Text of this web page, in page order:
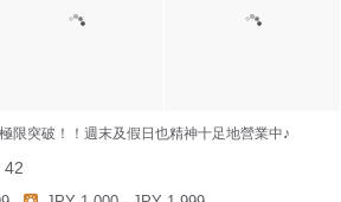
限突破！！週末及假日也精神十足地營業中♪
42